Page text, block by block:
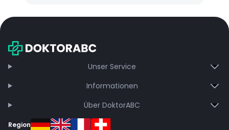
Unser Service
Informationen
Über DoktorABC
Region